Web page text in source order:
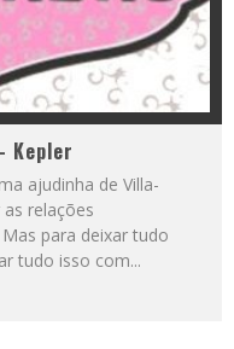
Kepler
ajudinha de Villa-
relações
para deixar tudo
tudo isso com...